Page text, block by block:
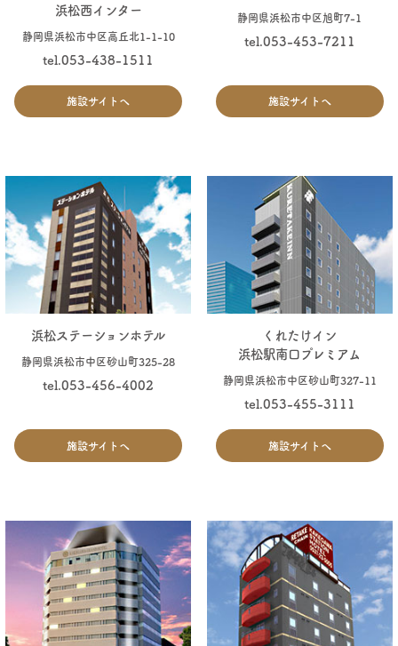
浜松西インター
静岡県浜松市中区高丘北1-1-10
tel.053-438-1511
施設サイトへ
静岡県浜松市中区旭町7-1
tel.053-453-7211
施設サイトへ
浜松ステーションホテル
静岡県浜松市中区砂山町325-28
tel.053-456-4002
施設サイトへ
くれたけイン
浜松駅南口プレミアム
静岡県浜松市中区砂山町327-11
tel.053-455-3111
施設サイトへ